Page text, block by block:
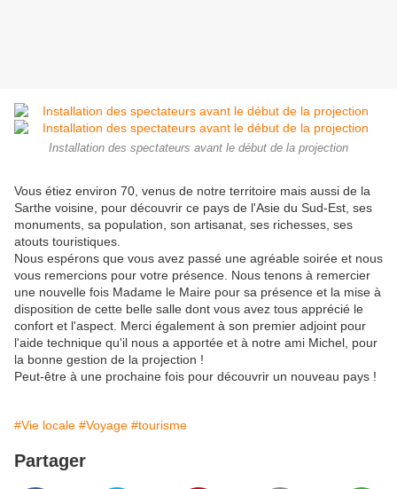
Installation des spectateurs avant le début de la projection
Vous étiez environ 70, venus de notre territoire mais aussi de la
Sarthe voisine, pour découvrir ce pays de l'Asie du Sud-Est, ses
monuments, sa population, son artisanat, ses richesses, ses
atouts touristiques.
Nous espérons que vous avez passé une agréable soirée et nous
vous remercions pour votre présence. Nous tenons à remercier
une nouvelle fois Madame le Maire pour sa présence et la mise à
disposition de cette belle salle dont vous avez tous apprécié le
confort et l'aspect. Merci également à son premier adjoint pour
l'aide technique qu'il nous a apportée et à notre ami Michel, pour
la bonne gestion de la projection !
Peut-être à une prochaine fois pour découvrir un nouveau pays !
#Vie locale #Voyage #tourisme
Partager